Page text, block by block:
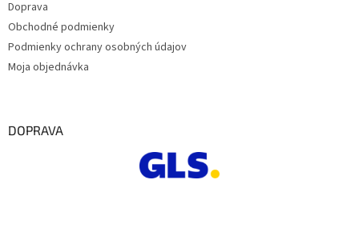
Doprava
Obchodné podmienky
Podmienky ochrany osobných údajov
Moja objednávka
DOPRAVA